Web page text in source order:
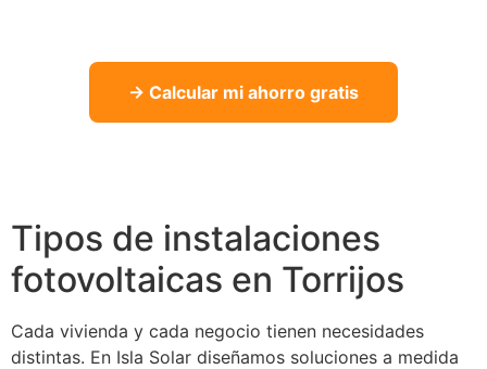
→ Calcular mi ahorro gratis
Tipos de instalaciones
fotovoltaicas en Torrijos
Cada vivienda y cada negocio tienen necesidades
distintas. En Isla Solar diseñamos soluciones a medida